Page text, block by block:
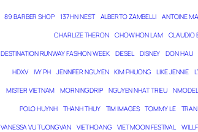
89 BARBER SHOP 137 HN NEST ALBERTO ZAMBELLI ANTOINE
CHARLIZE THERON CHOW HON LAM CLAUDIO
DESTINATION RUNWAY FASHION WEEK DIESEL DISNEY DON HAU
HDXV IVY PH JENNIFER NGUYEN KIM PHUONG LIKE JENNIE
MISTER VIETNAM MORNING DRIP NGUYEN NHAT TRIEU NMODEL
POLO HUYNH THANH THUY TIM IMAGES TOMMY LE
VANESSA VU TUONG VAN VIET HOANG VIET MOON FESTIVAL WILL